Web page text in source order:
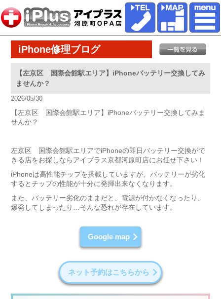
iPhone修理ブログ
【左京区 国際会館駅エリア】iPhoneバッテリー交換してみ
ませんか？
2026/05/30
【左京区 国際会館駅エリア】iPhoneバッテリー交換してみま
せんか？
左京区 国際会館駅エリアでiPhoneの即日バッテリー交換がで
きる店をお探しならアイプラス京都河原町店にお任せ下さい！
iPhoneは高性能チップを搭載していますが、バッテリーが劣化
するとチップの性能が十分に発揮出来なくなります。
また、バッテリー劣化のままだと、電源が付かなくなったり、
爆発してしまったり…そんな恐れが存在しています。
Google map
ネット予約はこちらから